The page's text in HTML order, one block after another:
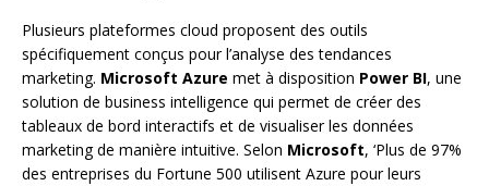
Plusieurs plateformes cloud proposent des outils
spécifiquement conçus pour l’analyse des tendances
marketing. Microsoft Azure met à disposition Power BI, une
solution de business intelligence qui permet de créer des
tableaux de bord interactifs et de visualiser les données
marketing de manière intuitive. Selon Microsoft, ‘Plus de 97%
des entreprises du Fortune 500 utilisent Azure pour leurs